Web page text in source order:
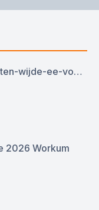
2026 zeilevenement-dragten-wijde-ee-voor-ronde-en-platbodemjachten
2026 Workum